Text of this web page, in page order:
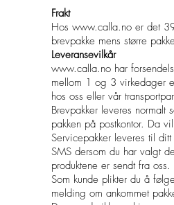
Frakt
Hos www.calla.no er det
brevpakke mens større
Leveransevilkår
www.calla.no har
mellom 1 og 3 virkedager
hos oss eller vår
Brevpakker leveres
pakken på postkontor. Da
Servicepakker leveres til
SMS dersom du har valgt
produktene er sendt fra oss.
Som kunde plikter du å
melding om ankommet